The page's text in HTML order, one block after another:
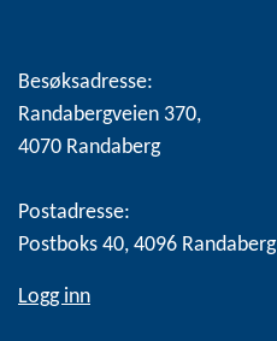
Besøksadresse:
Randabergveien 370,
4070 Randaberg
Postadresse:
Postboks 40, 4096 Randaberg
Logg inn